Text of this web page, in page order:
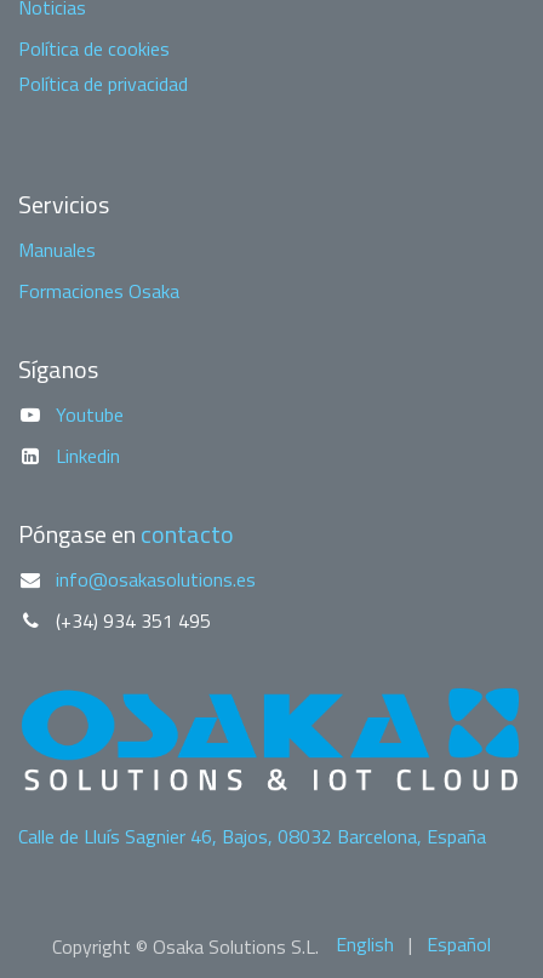
Noticias
Política de cookies
Política de privacidad
Servicios
Manuales
Formaciones Osaka
Síganos
Youtube
Linkedin
Póngase encontacto
info@osakasolutions.es
(+34) 934 351 495
Calle de Lluís Sagnier 46, Bajos, 08032 Barcelona, España
Copyright © Osaka Solutions S.L. English | Español